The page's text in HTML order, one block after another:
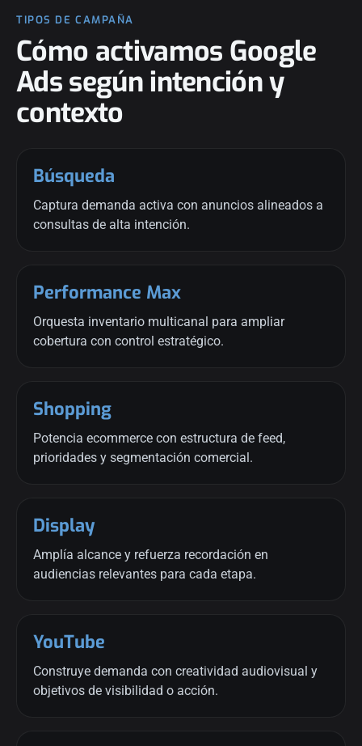
TIPOS DE CAMPAÑA
Cómo activamos Google
Ads según intención y
contexto
Búsqueda
Captura demanda activa con anuncios alineados a
consultas de alta intención.
Performance Max
Orquesta inventario multicanal para ampliar
cobertura con control estratégico.
Shopping
Potencia ecommerce con estructura de feed,
prioridades y segmentación comercial.
Display
Amplía alcance y refuerza recordación en
audiencias relevantes para cada etapa.
YouTube
Construye demanda con creatividad audiovisual y
objetivos de visibilidad o acción.